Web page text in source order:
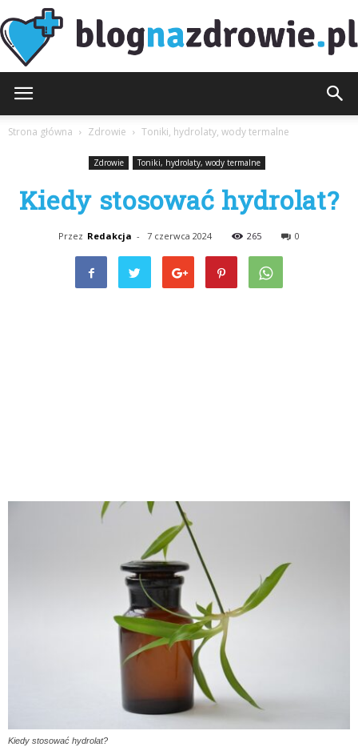
Strona główna Zdrowie Toniki, hydrolaty, wody termalne
Zdrowie Toniki, hydrolaty, wody termalne
Kiedy stosować hydrolat?
Przez Redakcja - 7 czerwca 2024 265 0
Kiedy stosować hydrolat?